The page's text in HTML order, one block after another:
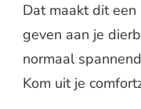
Dat maakt dit
geven aan je
normaal
Kom uit je